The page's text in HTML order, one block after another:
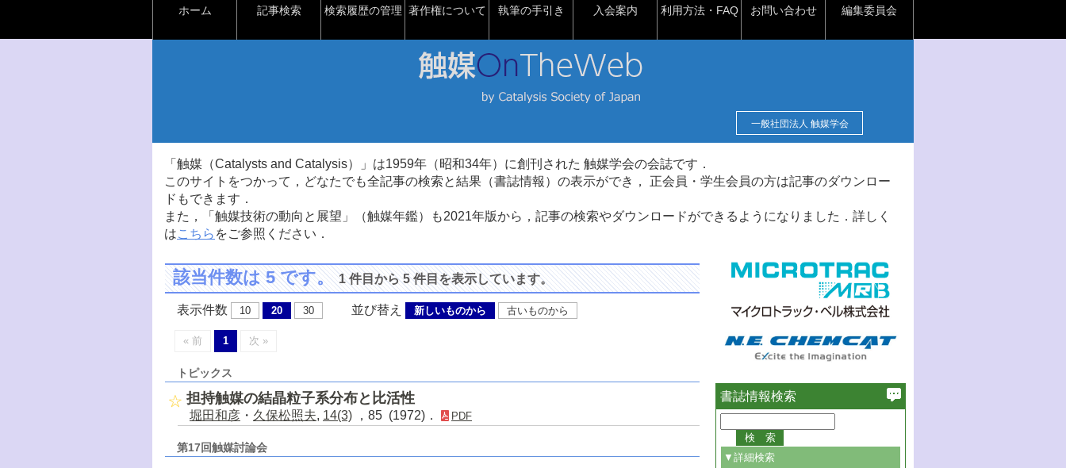
ホーム 記事検索 検索履歴の管理 著作権について 執筆の手引き 入会案内 利用方法・FAQ お問い合わせ 編集委員会
一般社団法人 触媒学会
「触媒（Catalysts and Catalysis）」は1959年（昭和34年）に創刊された 触媒学会の会誌です．
このサイトをつかって，どなたでも全記事の検索と結果（書誌情報）の表示ができ， 正会員・学生会員の方は記事のダウンロー
ドもできます．
また，「触媒技術の動向と展望」（触媒年鑑）も2021年版から，記事の検索やダウンロードができるようになりました．詳しく
はこちら をご参照ください．
該当件数は 5 です。1 件目から 5 件目を表示しています。
表示件数 10 20 30 並び替え 新しいものから 古いものから
« 前 1 次 »
トピックス
担持触媒の結晶粒子系分布と比活性
堀田和彦 ・ 久保松照夫, 14(3) ，85 (1972)． PDF
第17回触媒討論会
書誌情報検索
▼詳細検索